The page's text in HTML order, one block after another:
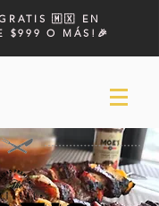
🇲🇽 EN
$999 O MÁS!🎉